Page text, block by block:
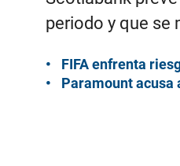
periodo y que se
FIFA enfrenta
Paramount acusa